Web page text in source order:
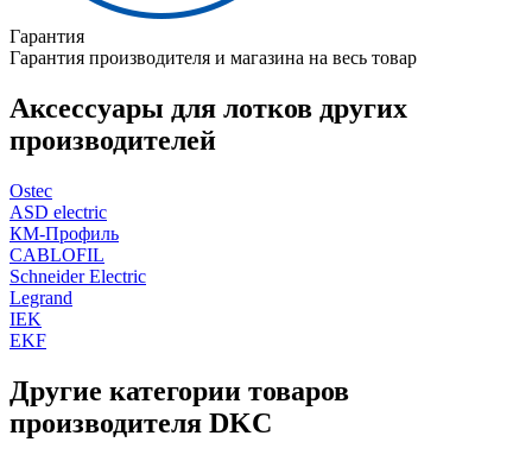
Гарантия
Гарантия производителя и магазина на весь товар
Аксессуары для лотков других
производителей
Ostec
ASD electric
КМ-Профиль
CABLOFIL
Schneider Electric
Legrand
IEK
EKF
Другие категории товаров
производителя DKC